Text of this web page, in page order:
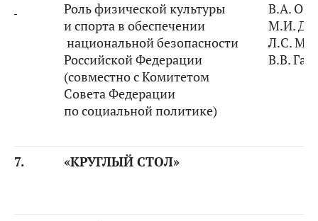
Роль физической культуры
и спорта в обеспечении
национальной безопасности
Российской Федерации
(совместно с Комитетом
Совета Федерации
по социальной политике)
В.А.
М.И.
Л.С.
В.В.
7. «КРУГЛЫЙ СТОЛ»